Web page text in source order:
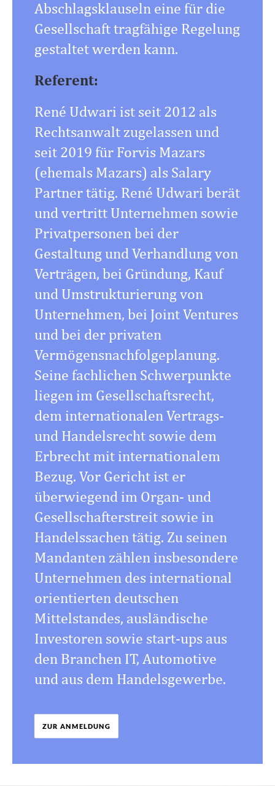
Abschlagsklauseln eine für die
Gesellschaft tragfähige Regelung
gestaltet werden kann.
Referent:
René Udwari ist seit 2012 als
Rechtsanwalt zugelassen und
seit 2019 für Forvis Mazars
(ehemals Mazars) als Salary
Partner tätig. René Udwari berät
und vertritt Unternehmen sowie
Privatpersonen bei der
Gestaltung und Verhandlung von
Verträgen, bei Gründung, Kauf
und Umstrukturierung von
Unternehmen, bei Joint Ventures
und bei der privaten
Vermögensnachfolgeplanung.
Seine fachlichen Schwerpunkte
liegen im Gesellschaftsrecht,
dem internationalen Vertrags-
und Handelsrecht sowie dem
Erbrecht mit internationalem
Bezug. Vor Gericht ist er
überwiegend im Organ- und
Gesellschafterstreit sowie in
Handelssachen tätig. Zu seinen
Mandanten zählen insbesondere
Unternehmen des international
orientierten deutschen
Mittelstandes, ausländische
Investoren sowie start-ups aus
den Branchen IT, Automotive
und aus dem Handelsgewerbe.
ZUR ANMELDUNG